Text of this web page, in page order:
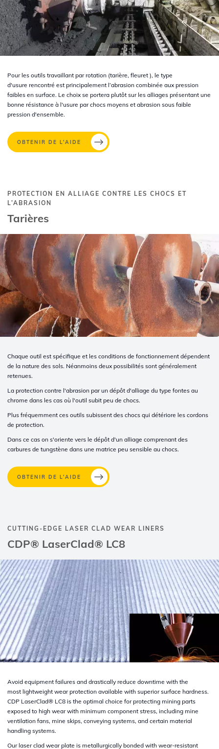
Pour les outils travaillant par rotation (tarière, fleuret ), le type
d'usure rencontré est principalement l’abrasion combinée aux pression
faibles en surface. Le choix se portera plutôt sur les alliages présentant une
bonne résistance à l'usure par chocs moyens et abrasion sous faible
pression d'ensemble.
OBTENIR DE L’AIDE
PROTECTION EN ALLIAGE CONTRE LES CHOCS ET
L’ABRASION
Tarières
Chaque outil est spécifique et les conditions de fonctionnement dépendent
de la nature des sols. Néanmoins deux possibilités sont généralement
retenues.
La protection contre l'abrasion par un dépôt d'alliage du type fontes au
chrome dans les cas où l'outil subit peu de chocs.
Plus fréquemment ces outils subissent des chocs qui détériore les cordons
de protection.
Dans ce cas on s'oriente vers le dépôt d'un alliage comprenant des
carbures de tungstène dans une matrice peu sensible au chocs.
OBTENIR DE L’AIDE
CUTTING-EDGE LASER CLAD WEAR LINERS
CDP® LaserClad® LC8
Avoid equipment failures and drastically reduce downtime with the
most lightweight wear protection available with superior surface hardness.
CDP LaserClad® LC8 is the optimal choice for protecting mining parts
exposed to high wear with minimum component stress, including mine
ventilation fans, mine skips, conveying systems, and certain material
handling systems.​
​Our laser clad wear plate is metallurgically bonded with wear-resistant